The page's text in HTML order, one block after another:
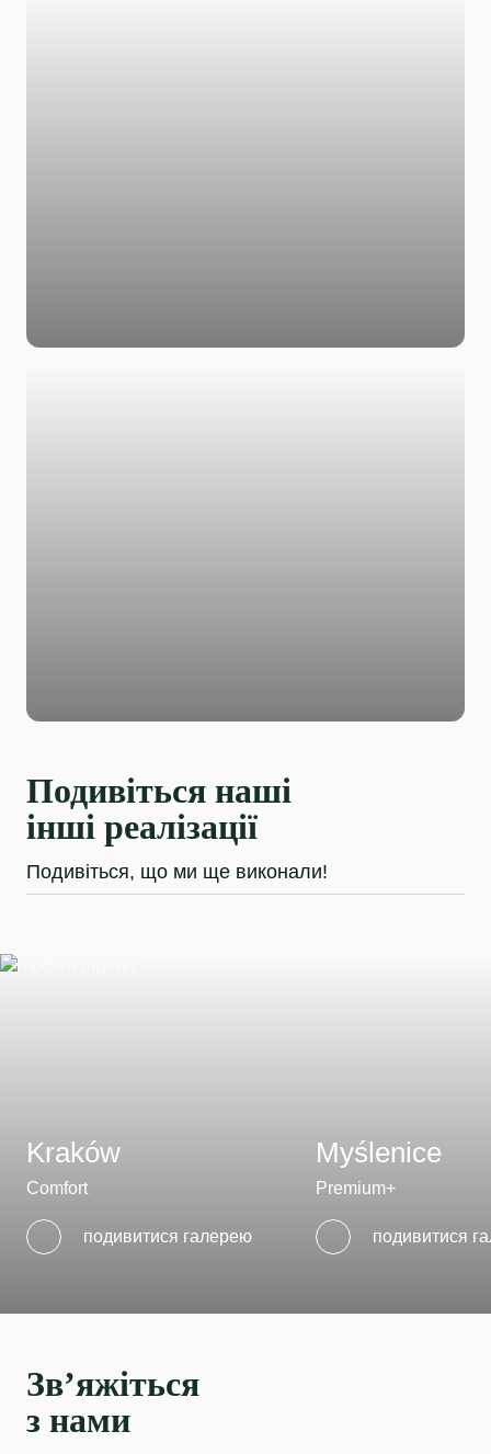
Подивіться наші
інші реалізації
Подивіться, що ми ще виконали!
Kraków
Comfort
подивитися галерею
Myślenice
Premium+
подивитися
Зв’яжіться
з нами